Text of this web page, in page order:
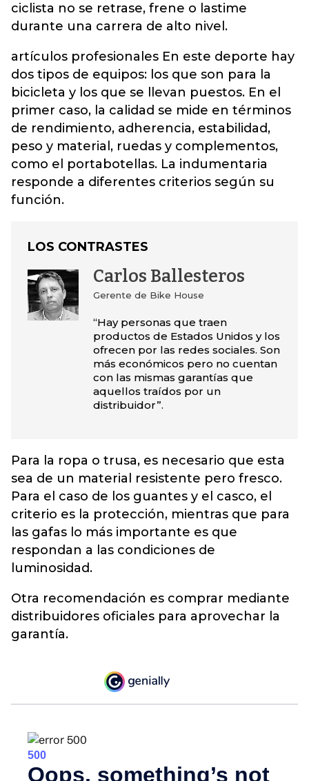
ciclista no se retrase, frene o lastime
durante una carrera de alto nivel.
artículos profesionales En este deporte hay
dos tipos de equipos: los que son para la
bicicleta y los que se llevan puestos. En el
primer caso, la calidad se mide en términos
de rendimiento, adherencia, estabilidad,
peso y material, ruedas y complementos,
como el portabotellas. La indumentaria
responde a diferentes criterios según su
función.
LOS CONTRASTES
Carlos Ballesteros
Gerente de Bike House
“Hay personas que traen
productos de Estados Unidos y los
ofrecen por las redes sociales. Son
más económicos pero no cuentan
con las mismas garantías que
aquellos traídos por un
distribuidor”.
Para la ropa o trusa, es necesario que esta
sea de un material resistente pero fresco.
Para el caso de los guantes y el casco, el
criterio es la protección, mientras que para
las gafas lo más importante es que
respondan a las condiciones de
luminosidad.
Otra recomendación es comprar mediante
distribuidores oficiales para aprovechar la
garantía.